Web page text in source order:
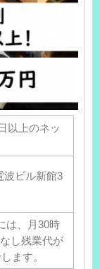
以上のネッ
ビル新館3
は、月30時
し残業代が
ます。